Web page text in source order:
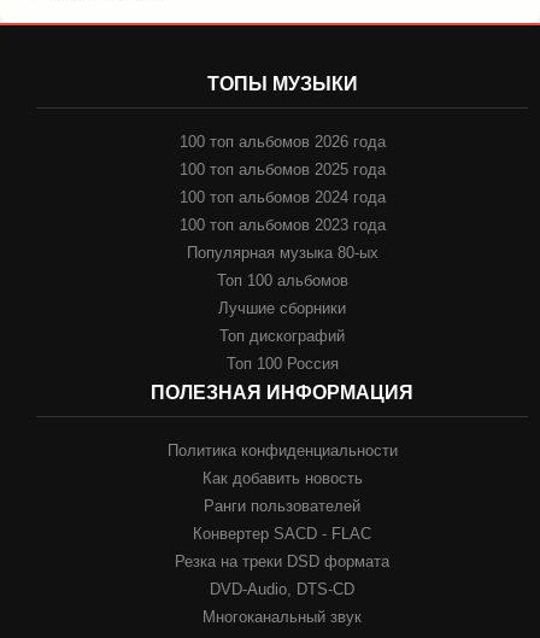
ТОПЫ МУЗЫКИ
100 топ альбомов 2026 года
100 топ альбомов 2025 года
100 топ альбомов 2024 года
100 топ альбомов 2023 года
Популярная музыка 80-ых
Топ 100 альбомов
Лучшие сборники
Топ дискографий
Топ 100 Россия
ПОЛЕЗНАЯ ИНФОРМАЦИЯ
Политика конфиденциальности
Как добавить новость
Ранги пользователей
Конвертер SACD - FLAC
Резка на треки DSD формата
DVD-Audio, DTS-CD
Многоканальный звук